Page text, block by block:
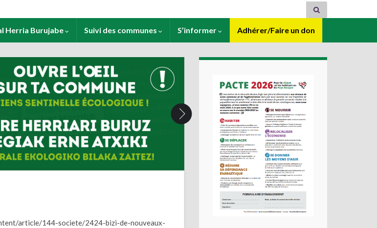
Herria Burujabe Suivi des communes S’informer Adhérer/Faire un don
article/144-societe/2424-bizi-de-nouveaux-